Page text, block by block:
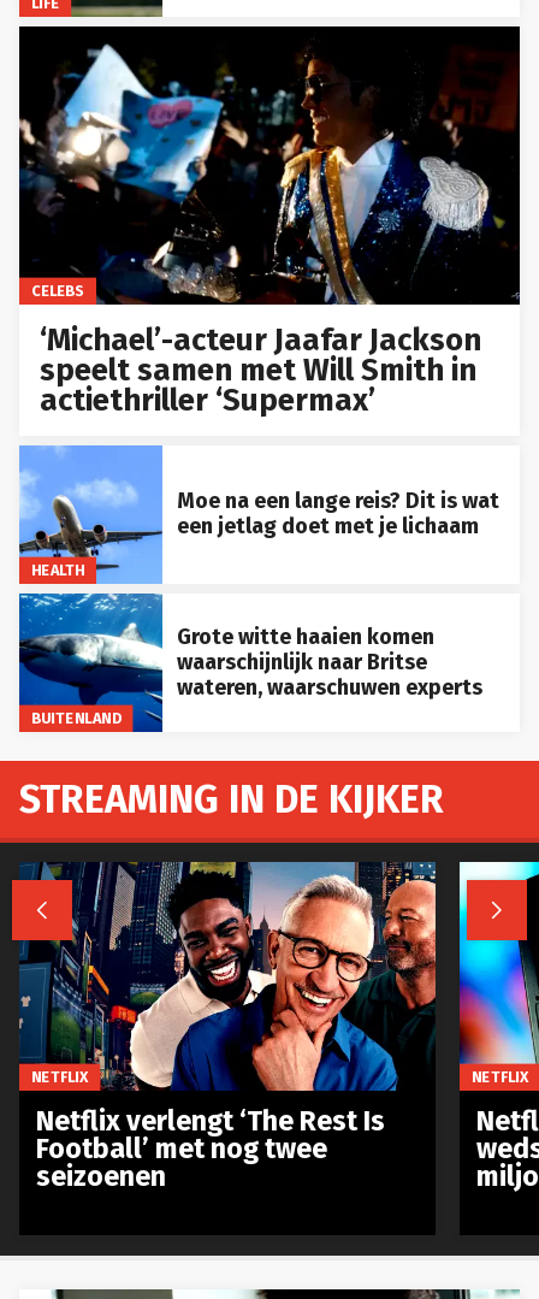
CELEBS
‘Michael’-acteur Jaafar Jackson
speelt samen met Will Smith in
actiethriller ‘Supermax’
HEALTH
Moe na een lange reis? Dit is wat
een jetlag doet met je lichaam
BUITENLAND
Grote witte haaien komen
waarschijnlijk naar Britse
wateren, waarschuwen experts
STREAMING IN DE KIJKER
 
NETFLIX
Netflix verlengt ‘The Rest Is
Football’ met nog twee
seizoenen
NETFLIX